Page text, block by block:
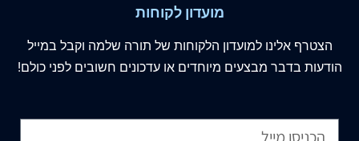
מועדון לקוחות
הצטרף אלינו למועדון הלקוחות של תורה שלמה וקבל במייל
הודעות בדבר מבצעים מיוחדים או עדכונים חשובים לפני כולם!